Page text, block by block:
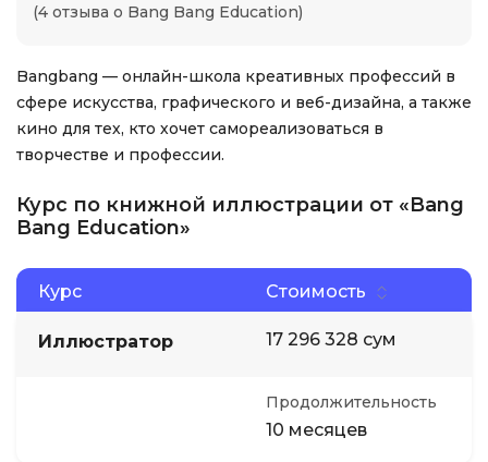
(4 отзыва о Bang Bang Education)
Bangbang — онлайн-школа креативных профессий в
сфере искусства, графического и веб-дизайна, а также
кино для тех, кто хочет самореализоваться в
творчестве и профессии.
Курс по книжной иллюстрации от «Bang
Bang Education»
Курс Стоимость
Иллюстратор 17 296 328 сум
Продолжительность
10 месяцев